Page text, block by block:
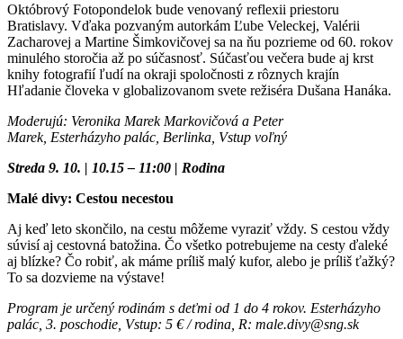
Októbrový Fotopondelok bude venovaný reflexii priestoru
Bratislavy. Vďaka pozvaným autorkám Ľube Veleckej, Valérii
Zacharovej a Martine Šimkovičovej sa na ňu pozrieme od 60. rokov
minulého storočia až po súčasnosť. Súčasťou večera bude aj krst
knihy fotografií ľudí na okraji spoločnosti z rôznych krajín
Hľadanie človeka v globalizovanom svete režiséra Dušana Hanáka.
Moderujú: Veronika Marek Markovičová a Peter
Marek, Esterházyho palác, Berlinka, Vstup voľný
Streda 9. 10. | 10.15 – 11:00 | Rodina
Malé divy: Cestou necestou
Aj keď leto skončilo, na cestu môžeme vyraziť vždy. S cestou vždy
súvisí aj cestovná batožina. Čo všetko potrebujeme na cesty ďaleké
aj blízke? Čo robiť, ak máme príliš malý kufor, alebo je príliš ťažký?
To sa dozvieme na výstave!
Program je určený rodinám s deťmi od 1 do 4 rokov. Esterházyho
palác, 3. poschodie, Vstup: 5 € / rodina, R: male.divy@sng.sk